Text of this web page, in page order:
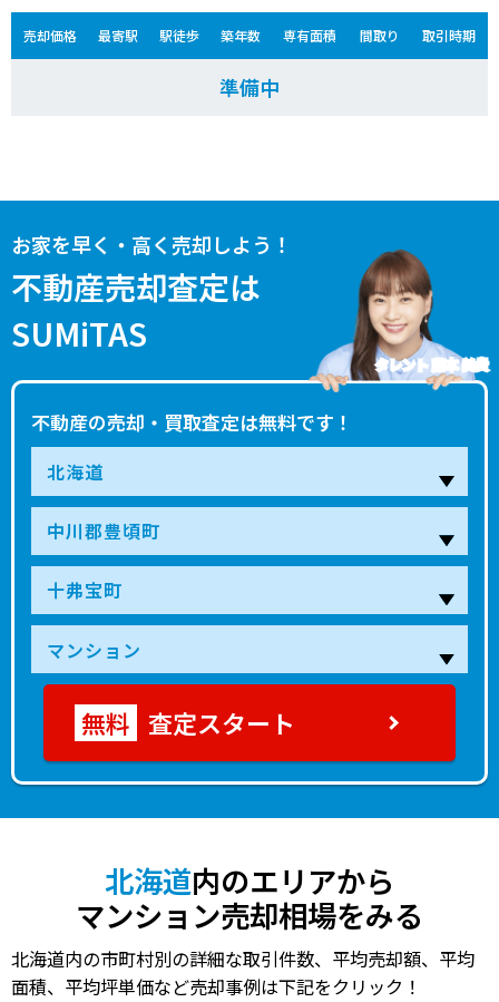
売却価格 最寄駅 駅徒歩 築年数 専有面積 間取り 取引時期
準備中
お家を早く・高く売却しよう！
不動産売却査定は
SUMiTAS
不動産の売却・買取査定は無料です！
タレント 藤本 美貴
査定スタート
北海道内のエリアから
マンション売却相場をみる
北海道内の市町村別の詳細な取引件数、平均売却額、平均
面積、平均坪単価など売却事例は下記をクリック！